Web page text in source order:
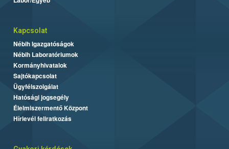
Kapcsolat
Nébih Igazgatóságok
Nébih Laboratóriumok
Kormányhivatalok
Sajtókapcsolat
Ügyfélszolgálat
Hatósági jogsegély
Élelmiszermentő Központ
Hírlevél feliratkozás